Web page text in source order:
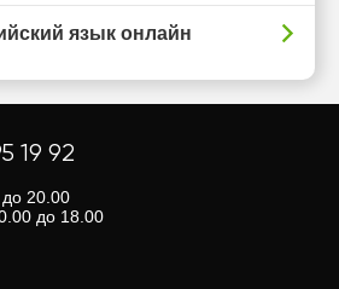
язык онлайн
19 92
20.00
до 18.00